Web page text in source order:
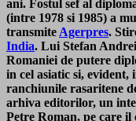
ani. Fostul sef al
(intre 1978 si 1985) a
transmite Agerpres.
India. Lui Stefan
Romaniei de putere
in cel asiatic si, evident,
ranchiunile rasaritene
arhiva editorilor, un
Petre Roman, pe care